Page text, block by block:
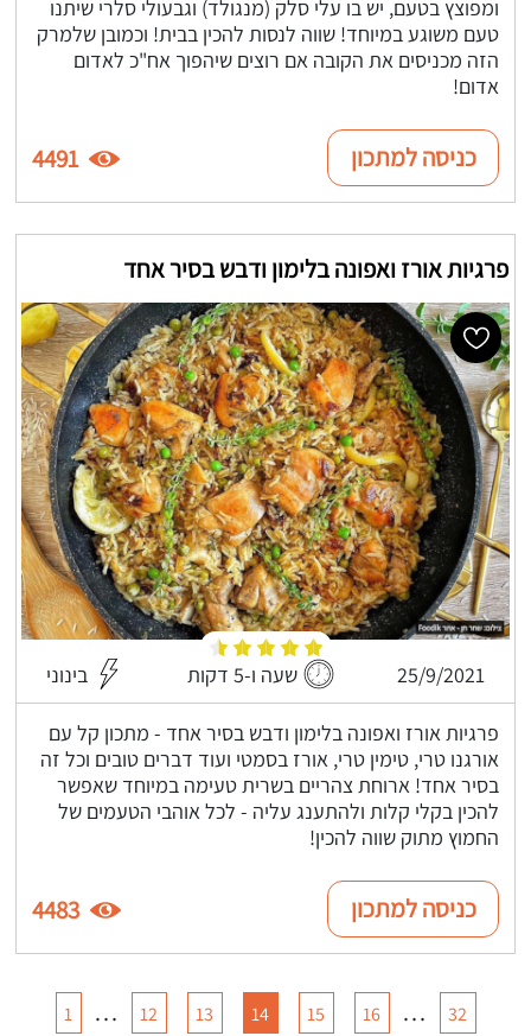
ומפוצץ בטעם, יש בו עלי סלק (מנגולד) וגבעולי סלרי שיתנו
טעם משוגע במיוחד! שווה לנסות להכין בבית! וכמובן שלמרק
הזה מכניסים את הקובה אם רוצים שיהפוך אח"כ לאדום
אדום!
כניסה למתכון 4491
פרגיות אורז ואפונה בלימון ודבש בסיר אחד
25/9/2021 שעה ו-5 דקות בינוני
פרגיות אורז ואפונה בלימון ודבש בסיר אחד - מתכון קל עם
אורגנו טרי, טימין טרי, אורז בסמטי ועוד דברים טובים וכל זה
בסיר אחד! ארוחת צהריים בשרית טעימה במיוחד שאפשר
להכין בקלי קלות ולהתענג עליה - לכל אוהבי הטעמים של
החמוץ מתוק שווה להכין!
כניסה למתכון 4483
1 … 12 13 14 15 16 … 32